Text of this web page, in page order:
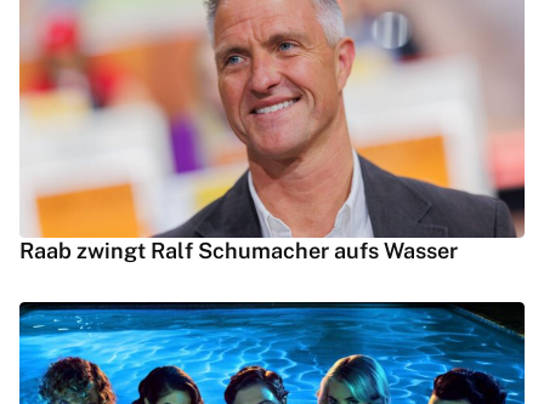
Raab zwingt Ralf Schumacher aufs Wasser